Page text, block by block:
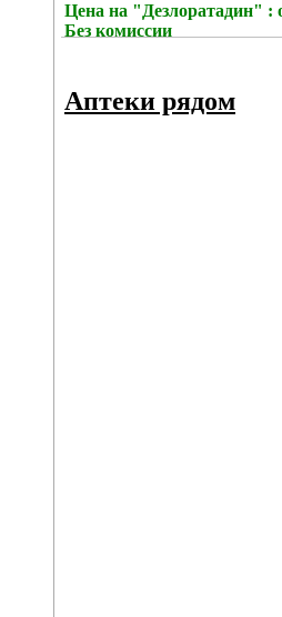
Цена на "Дезлоратадин" :
Без комиссии
Аптеки рядом